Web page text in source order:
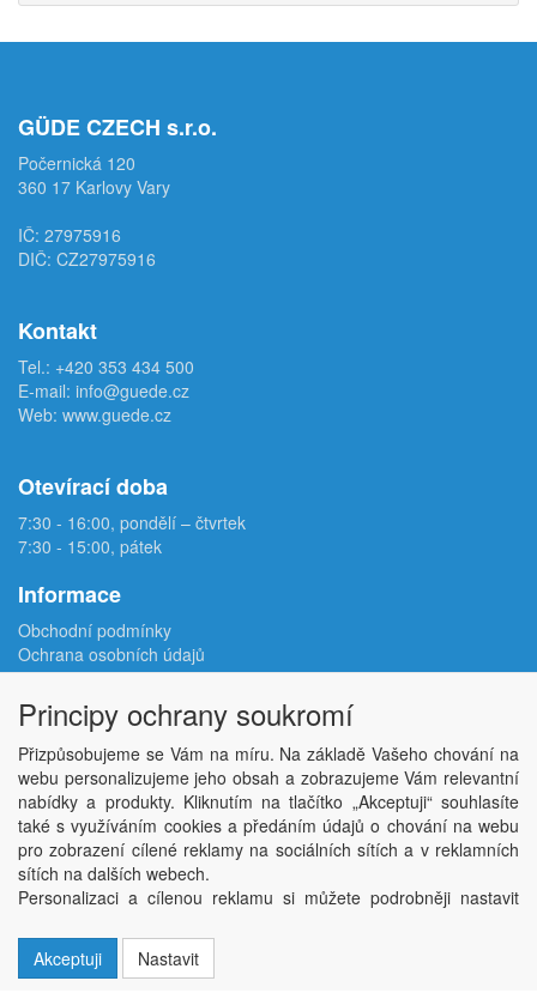
GÜDE CZECH s.r.o.
Počernická 120
360 17 Karlovy Vary
IČ: 27975916
DIČ: CZ27975916
Kontakt
Tel.: +420 353 434 500
E-mail: info@guede.cz
Web: www.guede.cz
Otevírací doba
7:30 - 16:00, pondělí – čtvrtek
7:30 - 15:00, pátek
Informace
Obchodní podmínky
Ochrana osobních údajů
Reklamační protokol
Odstoupení od smlouvy
Podmínky užití e-shopu
Doprava
Velkoobchod
Kontakt
Nastavení soukromí
Copyright © ABRA Software a.s. 2026,
Principy ochrany soukromí
Přizpůsobujeme se Vám na míru. Na základě Vašeho chování na
webu personalizujeme jeho obsah a zobrazujeme Vám relevantní
nabídky a produkty. Kliknutím na tlačítko „Akceptuji“ souhlasíte
také s využíváním cookies a předáním údajů o chování na webu
pro zobrazení cílené reklamy na sociálních sítích a v reklamních
sítích na dalších webech.
Personalizaci a cílenou reklamu si můžete podrobněji nastavit
Akceptuji
Nastavit